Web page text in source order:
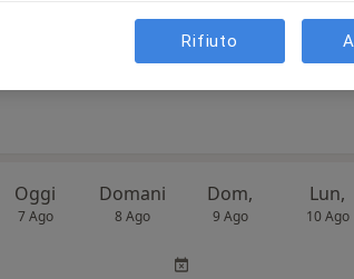
Oggi
7 Ago
Domani
8 Ago
Dom,
9 Ago
Lun,
10 Ago
Rifiuto